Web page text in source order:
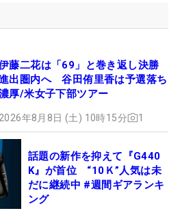
藤二花は「69」と巻き返し決勝
出圏内へ 谷田侑里香は予選落ち
厚/米女子下部ツアー
2026年8月8日 (土) 10時15分 1
話題の新作を抑えて『G440
K』が首位 “10Ｋ”人気は未
だに継続中 #週間ギアランキ
ング